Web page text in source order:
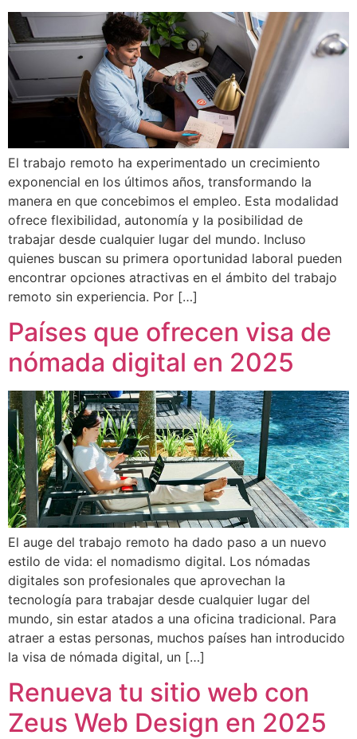
El trabajo remoto ha experimentado un crecimiento
exponencial en los últimos años, transformando la
manera en que concebimos el empleo. Esta modalidad
ofrece flexibilidad, autonomía y la posibilidad de
trabajar desde cualquier lugar del mundo. Incluso
quienes buscan su primera oportunidad laboral pueden
encontrar opciones atractivas en el ámbito del trabajo
remoto sin experiencia. Por […]
Países que ofrecen visa de
nómada digital en 2025
El auge del trabajo remoto ha dado paso a un nuevo
estilo de vida: el nomadismo digital. Los nómadas
digitales son profesionales que aprovechan la
tecnología para trabajar desde cualquier lugar del
mundo, sin estar atados a una oficina tradicional. Para
atraer a estas personas, muchos países han introducido
la visa de nómada digital, un […]
Renueva tu sitio web con
Zeus Web Design en 2025